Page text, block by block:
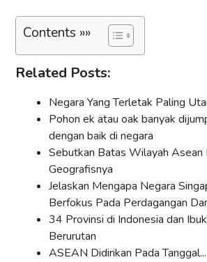
Contents »»
Related Posts:
Negara Yang Terletak Paling
Pohon ek atau oak banyak
dengan baik di negara
Sebutkan Batas Wilayah Asean
Geografisnya
Jelaskan Mengapa Negara
Berfokus Pada Perdagangan
34 Provinsi di Indonesia dan
Berurutan
ASEAN Didirikan Pada Tanggal...